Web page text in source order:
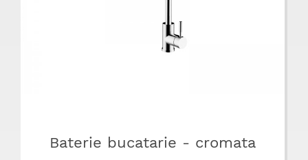
Baterie bucatarie - cromata